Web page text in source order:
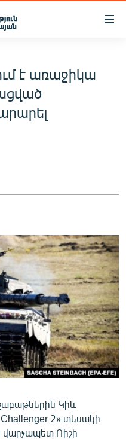
է առաջիկա
Կիև
2» տեսակի
վարչապետ Ռիշի